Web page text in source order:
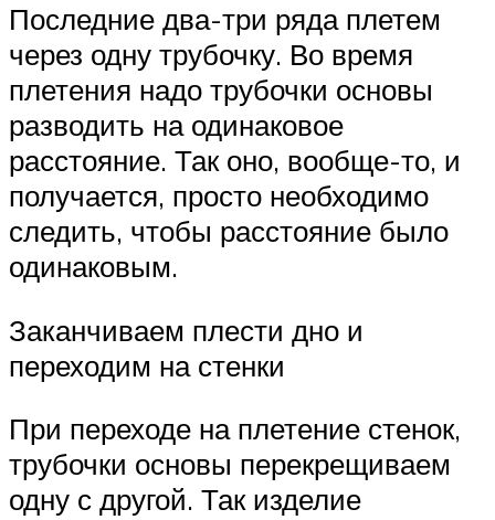
Последние два-три ряда плетем
через одну трубочку. Во время
плетения надо трубочки основы
разводить на одинаковое
расстояние. Так оно, вообще-то, и
получается, просто необходимо
следить, чтобы расстояние было
одинаковым.
Заканчиваем плести дно и
переходим на стенки
При переходе на плетение стенок,
трубочки основы перекрещиваем
одну с другой. Так изделие